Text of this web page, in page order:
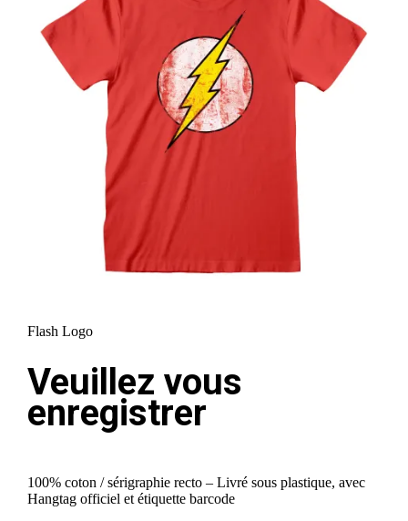
Flash Logo
Veuillez vous
enregistrer
100% coton / sérigraphie recto – Livré sous plastique, avec
Hangtag officiel et étiquette barcode